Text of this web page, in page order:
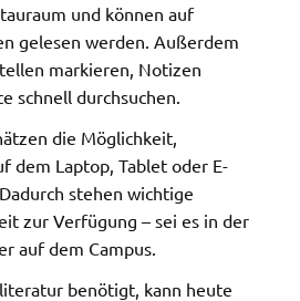
und können auf
gelesen werden. Außerdem
markieren, Notizen
schnell durchsuchen.
die Möglichkeit,
dem Laptop, Tablet oder E-
stehen wichtige
zur Verfügung – sei es in der
auf dem Campus.
benötigt, kann heute